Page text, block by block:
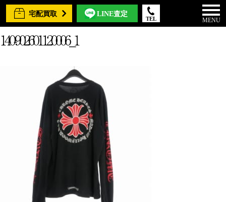
宅配買取 LINE査定
TEL MENU
140-902601120006_1